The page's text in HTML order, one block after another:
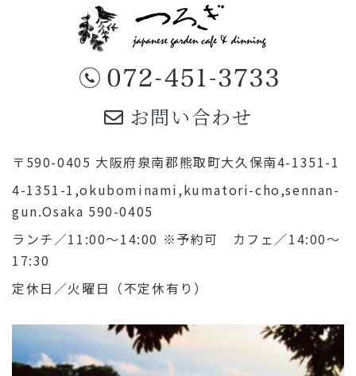
お問い合わせ
〒590-0405 大阪府泉南郡熊取町大久保南4-1351-1
4-1351-1,okubominami,kumatori-cho,sennan-
gun.Osaka 590-0405
ランチ／11:00～14:00 ※予約可 カフェ／14:00～
17:30
定休日／火曜日（不定休有り）